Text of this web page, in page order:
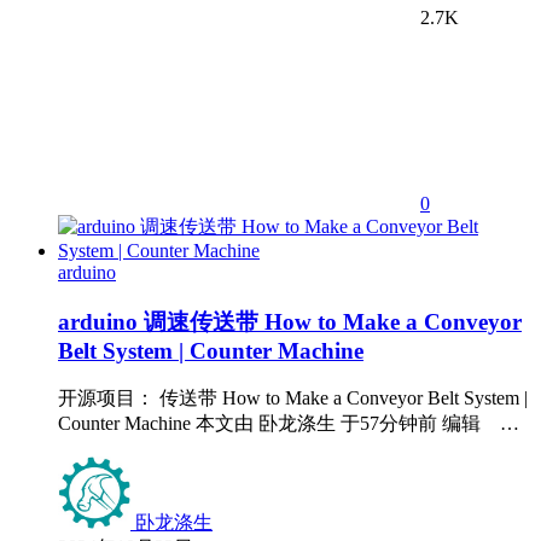
2.7K
0
arduino
arduino 调速传送带 How to Make a Conveyor
Belt System | Counter Machine
开源项目： 传送带 How to Make a Conveyor Belt System |
Counter Machine 本文由 卧龙涤生 于57分钟前 编辑 …
卧龙涤生